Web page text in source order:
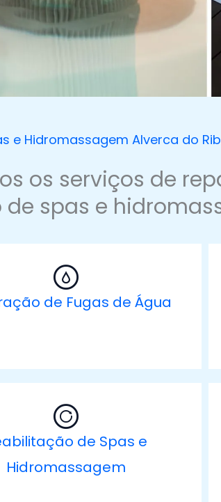
e Hidromassagem Alverca do
os serviços de
spas e
de Fugas de Água
de Spas e
Hidromassagem